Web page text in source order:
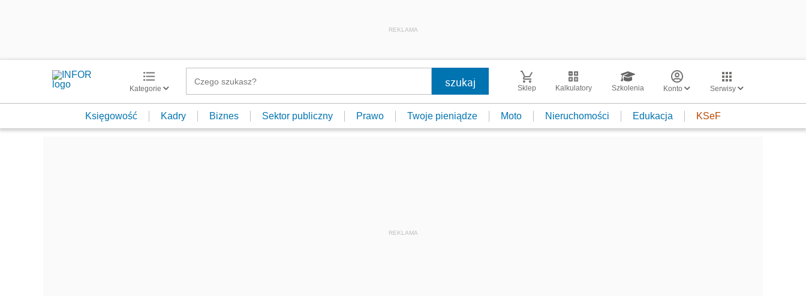
REKLAMA
Kategorie Sklep Kalkulatory Szkolenia Konto Serwisy
Księgowość Kadry Biznes Sektor publiczny Prawo Twoje pieniądze Moto Nieruchomości Edukacja KSeF